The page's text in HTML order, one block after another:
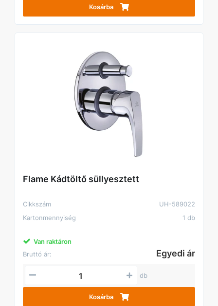
Kosárba
Flame Kádtöltő süllyesztett
Cikkszám
UH-589022
Kartonmennyiség
1 db
Van raktáron
Bruttó ár:
Egyedi ár
db
Kosárba